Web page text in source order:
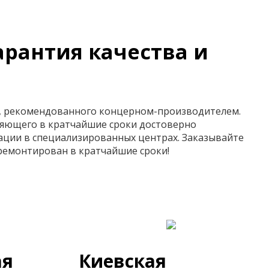
качества и
рекомендованного концерном-производителем.
в кратчайшие сроки достоверно
в специализированных центрах. Заказывайте
в кратчайшие сроки!
Киевская